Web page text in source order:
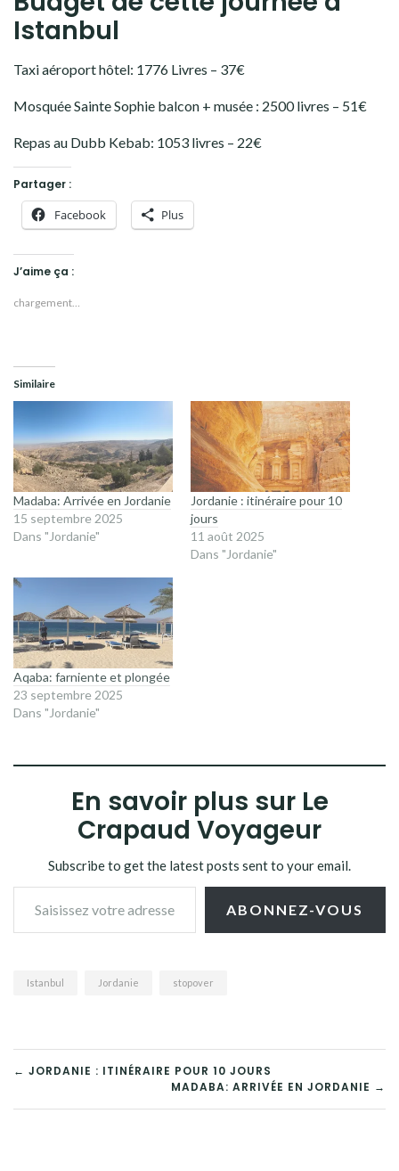
Istanbul
Taxi aéroport hôtel: 1776 Livres – 37€
Mosquée Sainte Sophie balcon + musée : 2500 livres – 51€
Repas au Dubb Kebab: 1053 livres – 22€
Partager :
Facebook Plus
J’aime ça :
chargement…
Similaire
Madaba: Arrivée en Jordanie
15 septembre 2025
Dans "Jordanie"
Jordanie : itinéraire pour 10
jours
11 août 2025
Dans "Jordanie"
Aqaba: farniente et plongée
23 septembre 2025
Dans "Jordanie"
En savoir plus sur Le
Crapaud Voyageur
Subscribe to get the latest posts sent to your email.
Saisissez votre adresse e-mail…
ABONNEZ-VOUS
Istanbul Jordanie stopover
NAVIGATION
DE
← JORDANIE : ITINÉRAIRE POUR 10 JOURS
MADABA: ARRIVÉE EN JORDANIE →